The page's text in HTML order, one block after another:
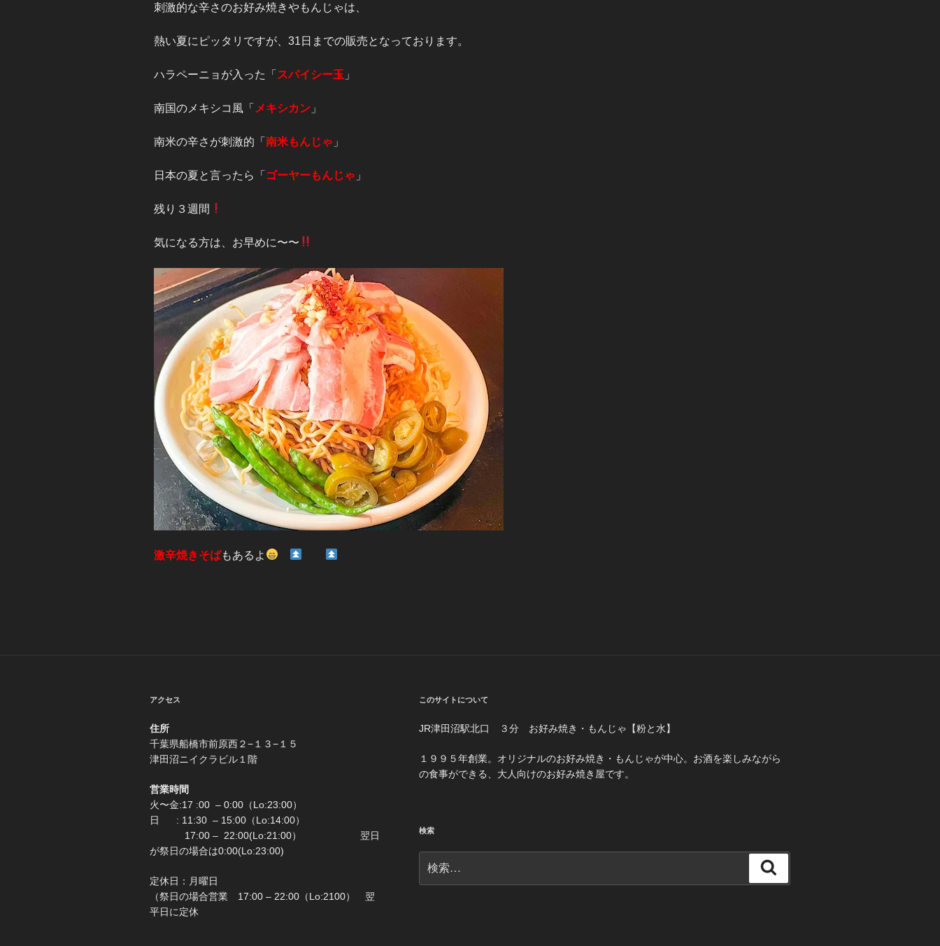
刺激的な辛さのお好み焼きやもんじゃは、
熱い夏にピッタリですが、31日までの販売となっております。
ハラペーニョが入った「 スパイシー玉 」
南国のメキシコ風「 メキシカン 」
南米の辛さが刺激的「 南米もんじゃ 」
日本の夏と言ったら「 ゴーヤーもんじゃ 」
残り３週間
気になる方は、お早めに〜〜
激辛焼きそばもあるよ
アクセス
住所
千葉県船橋市前原西２−１３−１５
津田沼ニイクラビル１階
営業時間
火〜金:17 :00 – 0:00（Lo:23:00）
日 : 11:30 – 15:00（Lo:14:00）
17:00 – 22:00(Lo:21:00） 翌日
が祭日の場合は0:00(Lo:23:00)
定休日：月曜日
（祭日の場合営業 17:00 – 22:00（Lo:2100） 翌
平日に定休
このサイトについて
JR津田沼駅北口 ３分 お好み焼き・もんじゃ【粉と水】
１９９５年創業。オリジナルのお好み焼き・もんじゃが中心。お酒を楽しみながら
の食事ができる、大人向けのお好み焼き屋です。
検索
索:
索